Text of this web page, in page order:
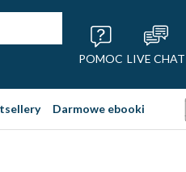
POMOC LIVE CHAT
Darmowe ebooki